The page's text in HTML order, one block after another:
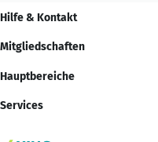
Hilfe & Kontakt
Mitgliedschaften
Hauptbereiche
Services